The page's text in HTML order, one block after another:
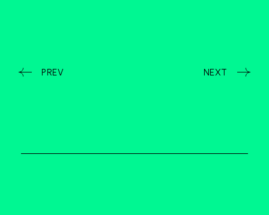
PREV NEXT